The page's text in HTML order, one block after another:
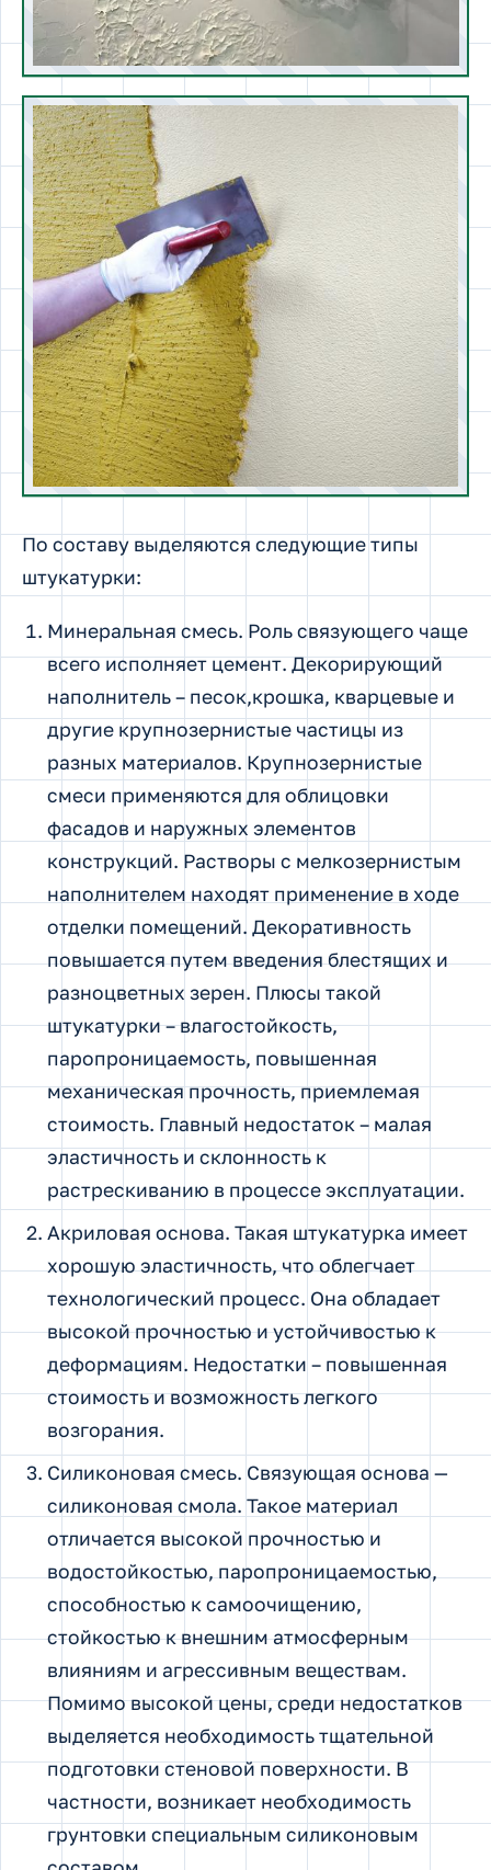
По составу выделяются следующие типы
штукатурки:
Минеральная смесь. Роль связующего чаще
всего исполняет цемент. Декорирующий
наполнитель – песок,крошка, кварцевые и
другие крупнозернистые частицы из
разных материалов. Крупнозернистые
смеси применяются для облицовки
фасадов и наружных элементов
конструкций. Растворы с мелкозернистым
наполнителем находят применение в ходе
отделки помещений. Декоративность
повышается путем введения блестящих и
разноцветных зерен. Плюсы такой
штукатурки – влагостойкость,
паропроницаемость, повышенная
механическая прочность, приемлемая
стоимость. Главный недостаток – малая
эластичность и склонность к
растрескиванию в процессе эксплуатации.
Акриловая основа. Такая штукатурка имеет
хорошую эластичность, что облегчает
технологический процесс. Она обладает
высокой прочностью и устойчивостью к
деформациям. Недостатки – повышенная
стоимость и возможность легкого
возгорания.
Силиконовая смесь. Связующая основа —
силиконовая смола. Такое материал
отличается высокой прочностью и
водостойкостью, паропроницаемостью,
способностью к самоочищению,
стойкостью к внешним атмосферным
влияниям и агрессивным веществам.
Помимо высокой цены, среди недостатков
выделяется необходимость тщательной
подготовки стеновой поверхности. В
частности, возникает необходимость
грунтовки специальным силиконовым